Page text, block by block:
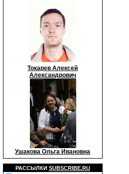
Токарев Алексей
Александрович
Ушакова Ольга Ивановна
РАССЫЛКИ SUBSCRIBE.RU